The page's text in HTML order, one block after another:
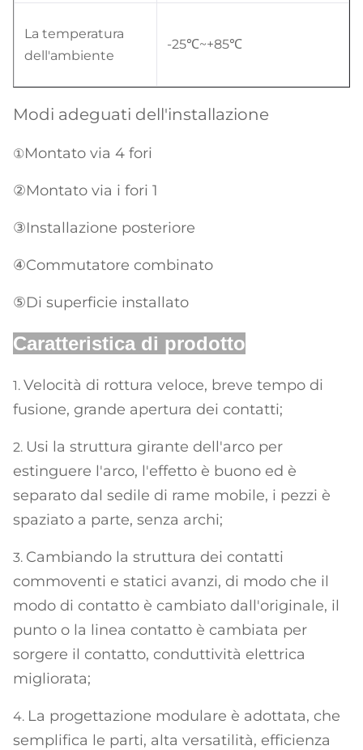
La temperatura
dell'ambiente
-25℃~+85℃
Modi adeguati dell'installazione
①Montato via 4 fori
②Montato via i fori 1
③Installazione posteriore
④Commutatore combinato
⑤Di superficie installato
Caratteristica di prodotto
1. Velocità di rottura veloce, breve tempo di
fusione, grande apertura dei contatti;
2. Usi la struttura girante dell'arco per
estinguere l'arco, l'effetto è buono ed è
separato dal sedile di rame mobile, i pezzi è
spaziato a parte, senza archi;
3. Cambiando la struttura dei contatti
commoventi e statici avanzi, di modo che il
modo di contatto è cambiato dall'originale, il
punto o la linea contatto è cambiata per
sorgere il contatto, conduttività elettrica
migliorata;
4. La progettazione modulare è adottata, che
semplifica le parti, alta versatilità, efficienza